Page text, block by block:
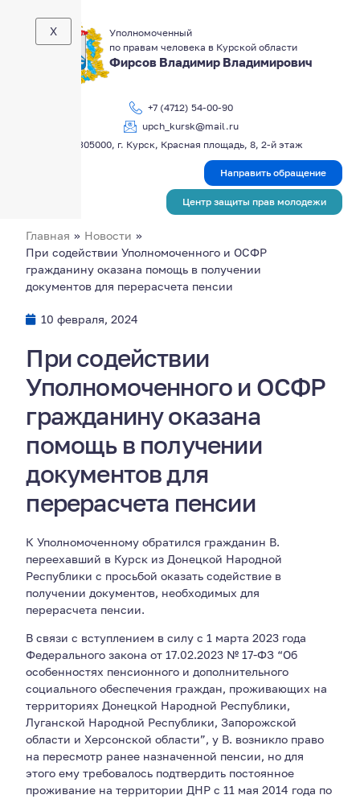
Уполномоченный
по правам человека в Курской области
Фирсов Владимир Владимирович
+7 (4712) 54-00-90
upch_kursk@mail.ru
305000, г. Курск, Красная площадь, 8, 2-й этаж
X
Направить обращение
Центр защиты прав молодежи
Главная » Новости »
При содействии Уполномоченного и ОСФР
гражданину оказана помощь в получении
документов для перерасчета пенсии
10 февраля, 2024
При содействии
Уполномоченного и ОСФР
гражданину оказана
помощь в получении
документов для
перерасчета пенсии
К Уполномоченному обратился гражданин В.
переехавший в Курск из Донецкой Народной
Республики с просьбой оказать содействие в
получении документов, необходимых для
перерасчета пенсии.
В связи с вступлением в силу с 1 марта 2023 года
Федерального закона от 17.02.2023 № 17-ФЗ “Об
особенностях пенсионного и дополнительного
социального обеспечения граждан, проживающих на
территориях Донецкой Народной Республики,
Луганской Народной Республики, Запорожской
области и Херсонской области”, у В. возникло право
на пересмотр ранее назначенной пенсии, но для
этого ему требовалось подтвердить постоянное
проживание на территории ДНР с 11 мая 2014 года по